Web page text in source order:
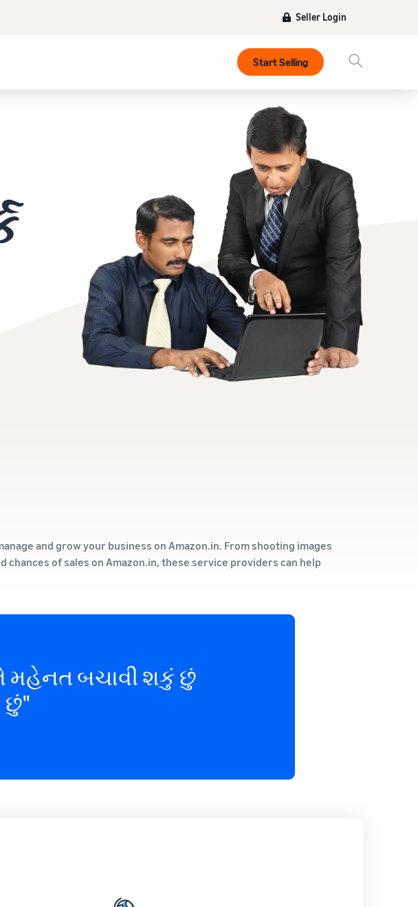
Seller Login
Start Selling
and grow your business on Amazon.in. From shooting images
of sales on Amazon.in, these service providers can help
મહેનત બચાવી શકું છું
છું"